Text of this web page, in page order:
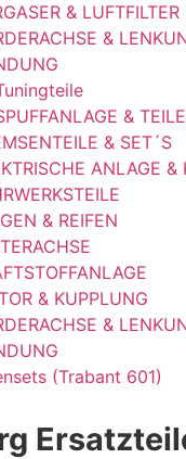
& LUFTFILTER
&
& TEILE
& SET´S
ANLAGE &
& REIFEN
& KUPPLUNG
&
(Trabant 601)